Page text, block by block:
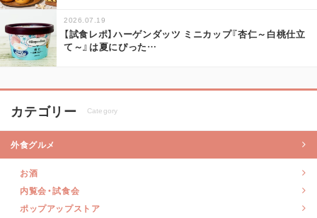
2026.07.19
【試食レポ】ハーゲンダッツ ミニカップ『杏仁～白桃仕立
て～』は夏にぴった…
カテゴリー Category
外食グルメ
お酒
内覧会・試食会
ポップアップストア